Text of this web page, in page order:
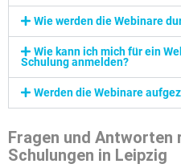
Wie werden die Webinare
Wie kann ich mich für ein
Schulung anmelden?
Werden die Webinare
Fragen und Antworten
Schulungen in Leipzig